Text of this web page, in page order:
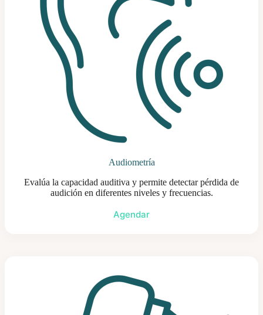
Audiometría
Evalúa la capacidad auditiva y permite detectar pérdida de
audición en diferentes niveles y frecuencias.
Agendar